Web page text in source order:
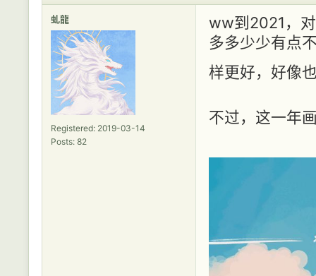
虬龍
Registered: 2019-03-14
Posts: 82
ww到2021，
多多少少有点
样更好，好像
不过，这一年